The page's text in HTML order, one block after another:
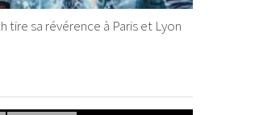
tire sa révérence à Paris et Lyon